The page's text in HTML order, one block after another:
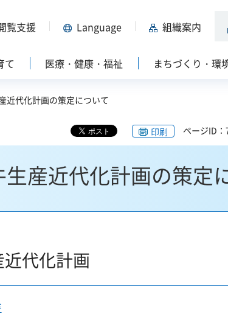
覧支援 Language 組織案内
て 医療・健康・福祉 まちづくり・環
近代化計画の策定について
印刷 ページID
産近代化計画の策定
代化計画